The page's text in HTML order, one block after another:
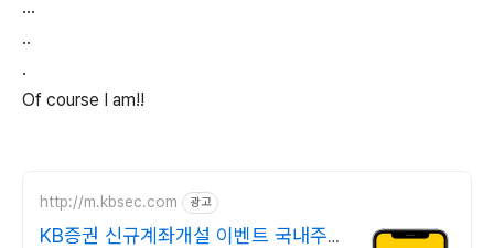
...
..
.
Of course I am!!
http://m.kbsec.com 광고
KB증권 신규계좌개설 이벤트 국내주